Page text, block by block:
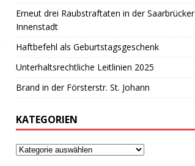
Erneut drei Raubstraftaten in der Saarbrücker
Innenstadt
Haftbefehl als Geburtstagsgeschenk
Unterhaltsrechtliche Leitlinien 2025
Brand in der Försterstr. St. Johann
KATEGORIEN